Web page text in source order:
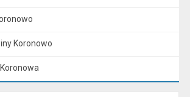
Koronowo